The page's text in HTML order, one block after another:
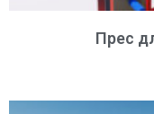
Прес